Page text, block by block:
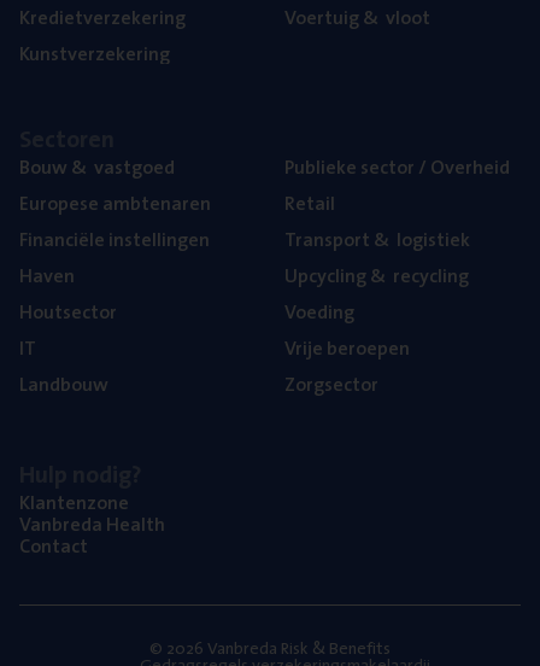
Kre­diet­ver­ze­ke­ring
Kunst­ver­ze­ke­ring
Voer­tuig& vloot
Bouw& vastgoed
Euro­pe­se ambtenaren
Finan­ci­ë­le instellingen
Haven
Hout­sec­tor
IT
Land­bouw
Publie­ke sec­tor / Overheid
Retail
Trans­port& logistiek
Upcy­cling& recycling
Voe­ding
Vrije beroe­pen
Zorg­sec­tor
Klan­ten­zo­ne
Van­b­re­da Health
Con­tact
© 2026 Vanbreda Risk & Benefits